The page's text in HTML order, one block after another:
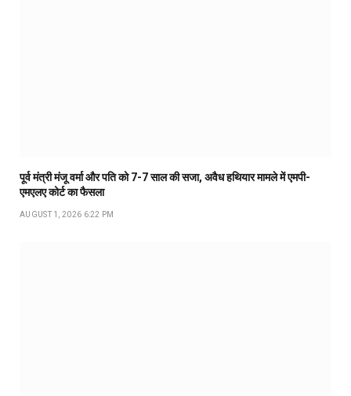
पूर्व मंत्री मंजू वर्मा और पति को 7-7 साल की सजा, अवैध हथियार मामले में एमपी-
एमएलए कोर्ट का फैसला
AUGUST 1, 2026 6:22 PM